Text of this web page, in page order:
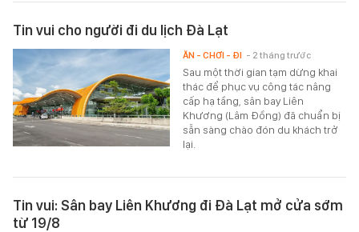
Tin vui cho người đi du lịch Đà Lạt
Sau một thời gian tạm dừng khai
thác để phục vụ công tác nâng
cấp hạ tầng, sân bay Liên
Khương (Lâm Đồng) đã chuẩn bị
sẵn sàng chào đón du khách trở
lại.
ĂN - CHƠI - ĐI - 2 tháng trước
Tin vui: Sân bay Liên Khương đi Đà Lạt mở cửa sớm
từ 19/8